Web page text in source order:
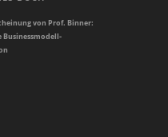
von Prof. Binner:
Businessmodell-